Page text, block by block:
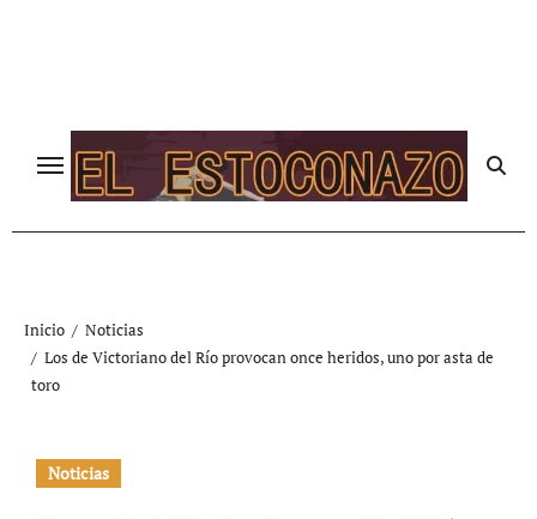
Inicio
Noticias
Los de Victoriano del Río provocan once heridos, uno por asta de
toro
Noticias